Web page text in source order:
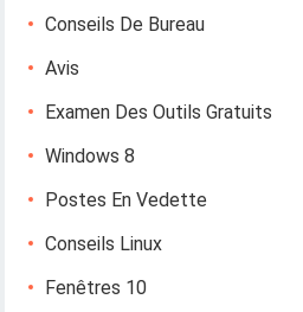
Conseils De Bureau
Avis
Examen Des Outils Gratuits
Windows 8
Postes En Vedette
Conseils Linux
Fenêtres 10